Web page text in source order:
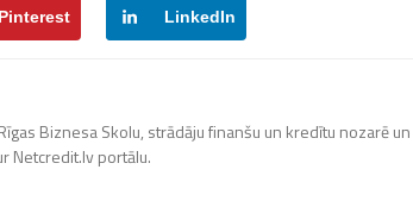
Pinterest LinkedIn
Biznesa Skolu, strādāju finanšu un kredītu nozarē
Netcredit.lv portālu.